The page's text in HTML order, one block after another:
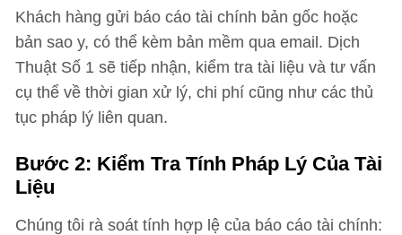
Khách hàng gửi báo cáo tài chính bản gốc hoặc
bản sao y, có thể kèm bản mềm qua email. Dịch
Thuật Số 1 sẽ tiếp nhận, kiểm tra tài liệu và tư vấn
cụ thể về thời gian xử lý, chi phí cũng như các thủ
tục pháp lý liên quan.
Bước 2: Kiểm Tra Tính Pháp Lý Của Tài
Liệu
Chúng tôi rà soát tính hợp lệ của báo cáo tài chính: